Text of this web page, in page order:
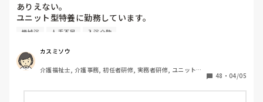
ありえない。
ユニット型特養に勤務しています。
人手不足で入浴のない日があるため、今度1日に10人入れて
午前中に5人、午後から1人助っ人つけるので5人入れて下さ
いとのことです。
ここはほぼ全員寝たきりの方ですよ。ありえますか？
機械浴 人手不足 入浴介助
カスミソウ
介護福祉士, 介護事務, 初任者研修, 実務者研修, ユニット型
48 ・ 04/05